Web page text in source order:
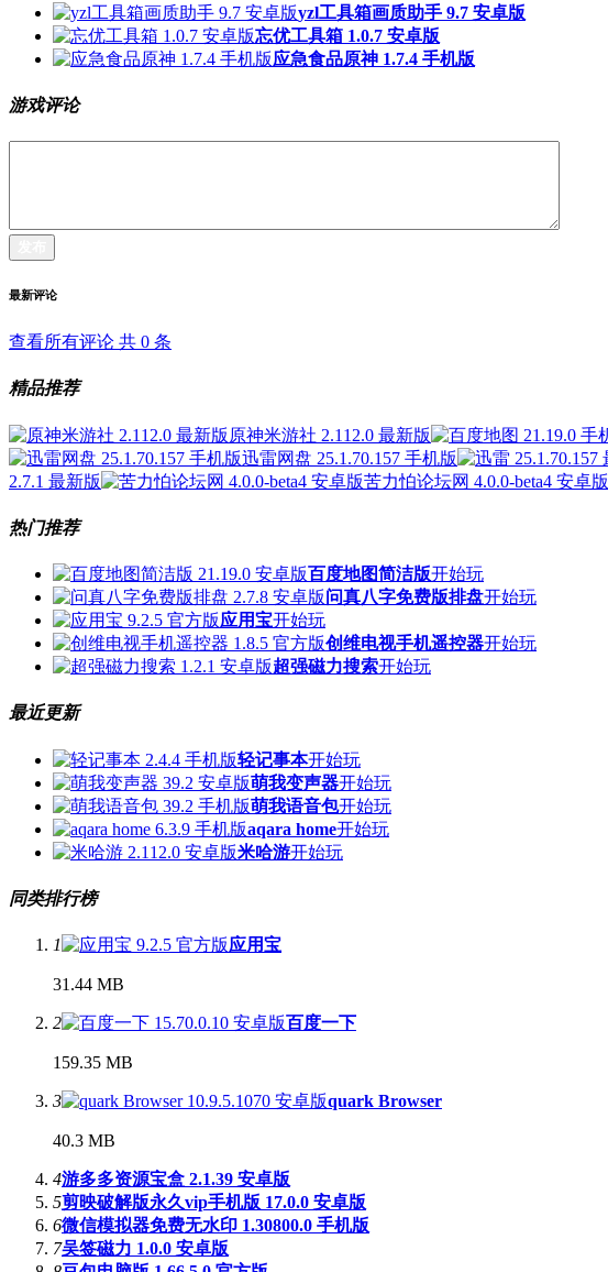
yzl工具箱画质助手 9.7 安卓版
忘优工具箱 1.0.7 安卓版
应急食品原神 1.7.4 手机版
游戏评论
最新评论
查看所有评论 共 0 条
精品推荐
原神米游社 2.112.0 最新版
迅雷网盘 25.1.70.157 手机版
2.7.1 最新版
苦力怕论坛网 4.0.0-beta4 安卓版
热门推荐
百度地图简洁版开始玩
问真八字免费版排盘开始玩
应用宝开始玩
创维电视手机遥控器开始玩
超强磁力搜索开始玩
最近更新
轻记事本开始玩
萌我变声器开始玩
萌我语音包开始玩
aqara home开始玩
米哈游开始玩
同类排行榜
1 应用宝
31.44 MB
2 百度一下
159.35 MB
3 quark Browser
40.3 MB
4游多多资源宝盒 2.1.39 安卓版
5剪映破解版永久vip手机版 17.0.0 安卓版
6微信模拟器免费无水印 1.30800.0 手机版
7吴签磁力 1.0.0 安卓版